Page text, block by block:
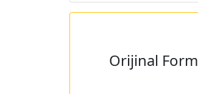
Orijinal Form